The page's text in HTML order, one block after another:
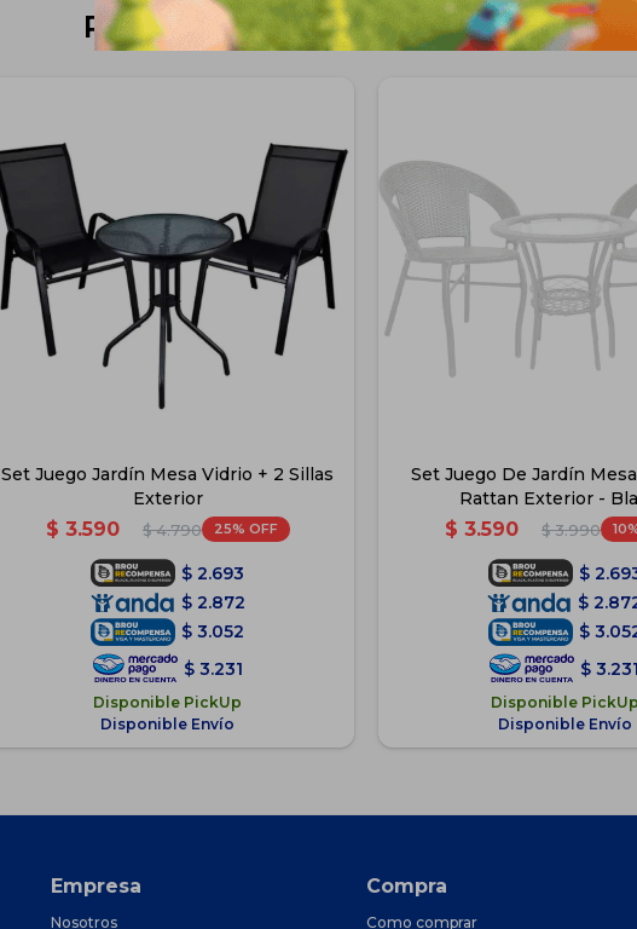
Productos que te pueden
Set Juego Jardín Mesa Vidrio + 2 Sillas
Exterior
$ 3.590 $ 4.790 25
$ 2.693
$ 2.872
$ 3.052
$ 3.231
Disponible PickUp
Disponible Envío
Set Juego De Jardín
Rattan Exterior -
$ 3.590 $ 3.990 10
$
$
$
$
Disponible
Disponible Envío
Empresa
Nosotros
Compra
Como comprar